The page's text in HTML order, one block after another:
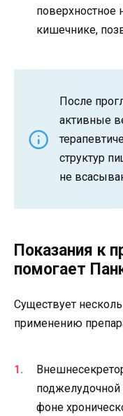
поверхностное
кишечнике,
После
активные
структур
не
Показания к
помогает
Существует
применению
фоне